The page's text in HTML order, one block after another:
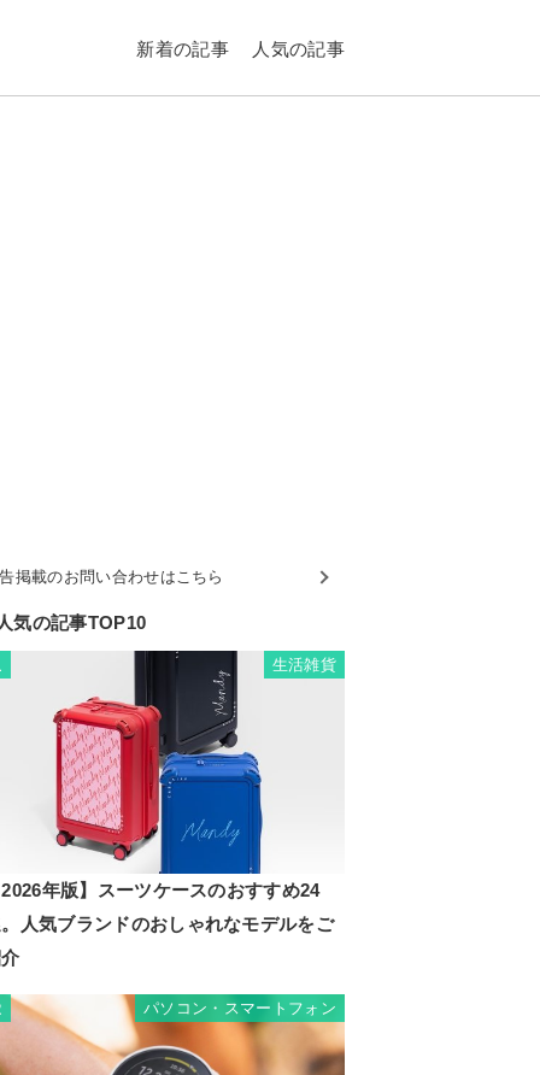
新着の記事 人気の記事
掲載のお問い合わせはこちら
気の記事TOP10
生活雑貨
年版】スーツケースのおすすめ24
人気ブランドのおしゃれなモデルをご
パソコン・スマートフォン